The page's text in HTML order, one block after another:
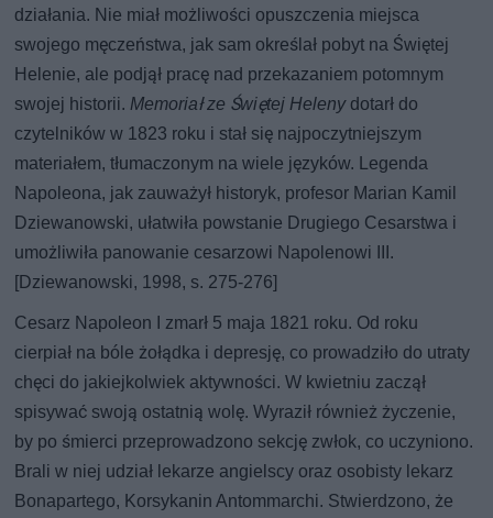
działania. Nie miał możliwości opuszczenia miejsca
swojego męczeństwa, jak sam określał pobyt na Świętej
Helenie, ale podjął pracę nad przekazaniem potomnym
swojej historii. Memoriał ze Świętej Helenydotarł do
czytelników w 1823 roku i stał się najpoczytniejszym
materiałem, tłumaczonym na wiele języków. Legenda
Napoleona, jak zauważył historyk, profesor Marian Kamil
Dziewanowski, ułatwiła powstanie Drugiego Cesarstwa i
umożliwiła panowanie cesarzowi Napolenowi III.
[Dziewanowski, 1998, s. 275-276]
Cesarz Napoleon I zmarł 5 maja 1821 roku. Od roku
cierpiał na bóle żołądka i depresję, co prowadziło do utraty
chęci do jakiejkolwiek aktywności. W kwietniu zaczął
spisywać swoją ostatnią wolę. Wyraził również życzenie,
by po śmierci przeprowadzono sekcję zwłok, co uczyniono.
Brali w niej udział lekarze angielscy oraz osobisty lekarz
Bonapartego, Korsykanin Antommarchi. Stwierdzono, że